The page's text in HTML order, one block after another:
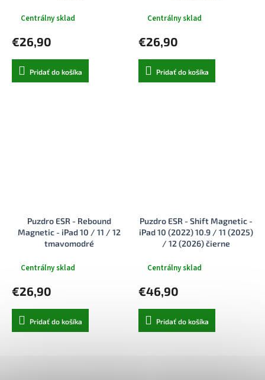
Centrálny sklad
€26,90
Pridať do košíka
Centrálny sklad
€26,90
Pridať do košíka
Puzdro ESR - Rebound
Magnetic - iPad 10 / 11 / 12
tmavomodré
Centrálny sklad
€26,90
Pridať do košíka
Puzdro ESR - Shift Magnetic -
iPad 10 (2022) 10.9 / 11 (2025)
/ 12 (2026) čierne
Centrálny sklad
€46,90
Pridať do košíka